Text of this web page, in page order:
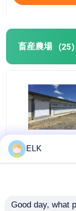
畜産農場 (25)
ISO 家畜農場 プ
ブリック 鉄鋼構
ELK
Good day, what